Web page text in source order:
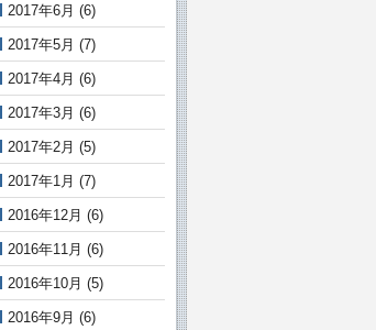
2017年6月 (6)
2017年5月 (7)
2017年4月 (6)
2017年3月 (6)
2017年2月 (5)
2017年1月 (7)
2016年12月 (6)
2016年11月 (6)
2016年10月 (5)
2016年9月 (6)